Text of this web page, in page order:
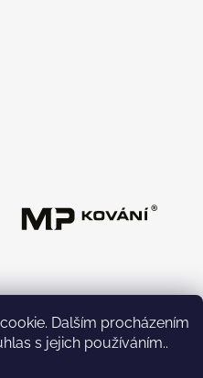
Dalším procházením
s jejich používáním..